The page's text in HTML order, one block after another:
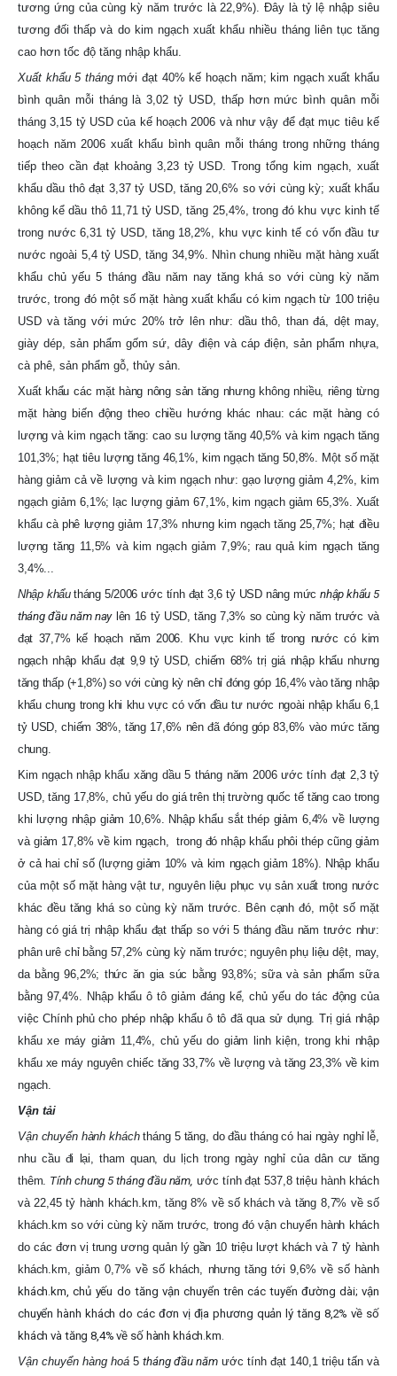
tương ứng của cùng kỳ năm trước là 22,9%). Đây là tỷ lệ nhập siêu
tương đối thấp và do kim ngạch xuất khẩu nhiều tháng liên tục tăng
cao hơn tốc độ tăng nhập khẩu.
Xuất khẩu 5 thángmới đạt 40% kế hoạch năm; kim ngạch xuất khẩu
bình quân mỗi tháng là 3,02 tỷ USD, thấp hơn mức bình quân mỗi
tháng 3,15 tỷ USD của kế hoạch 2006 và như vậy để đạt mục tiêu kế
hoạch năm 2006 xuất khẩu bình quân mỗi tháng trong những tháng
tiếp theo cần đạt khoảng 3,23 tỷ USD. Trong tổng kim ngạch, xuất
khẩu dầu thô đạt 3,37 tỷ USD, tăng 20,6% so với cùng kỳ; xuất khẩu
không kể dầu thô 11,71 tỷ USD, tăng 25,4%, trong đó khu vực kinh tế
trong nước 6,31 tỷ USD, tăng 18,2%, khu vực kinh tế có vốn đầu tư
nước ngoài 5,4 tỷ USD, tăng 34,9%. Nhìn chung nhiều mặt hàng xuất
khẩu chủ yếu 5 tháng đầu năm nay tăng khá so với cùng kỳ năm
trước, trong đó một số mặt hàng xuất khẩu có kim ngạch từ 100 triệu
USD và tăng với mức 20% trở lên như: dầu thô, than đá, dệt may,
giày dép, sản phẩm gốm sứ, dây điện và cáp điện, sản phẩm nhựa,
cà phê, sản phẩm gỗ, thủy sản.
Xuất khẩu các mặt hàng nông sản tăng nhưng không nhiều, riêng từng
mặt hàng biến động theo chiều hướng khác nhau: các mặt hàng có
lượng và kim ngạch tăng: cao su lượng tăng 40,5% và kim ngạch tăng
101,3%; hạt tiêu lượng tăng 46,1%, kim ngạch tăng 50,8%. Một số mặt
hàng giảm cả về lượng và kim ngạch như: gạo lượng giảm 4,2%, kim
ngạch giảm 6,1%; lạc lượng giảm 67,1%, kim ngạch giảm 65,3%. Xuất
khẩu cà phê lượng giảm 17,3% nhưng kim ngạch tăng 25,7%; hạt điều
lượng tăng 11,5% và kim ngạch giảm 7,9%; rau quả kim ngạch tăng
3,4%...
Nhập khẩu tháng 5/2006 ước tính đạt 3,6 tỷ USD nâng mứcnhập khẩu 5
tháng đầu năm naylên 16 tỷ USD, tăng 7,3% so cùng kỳ năm trước và
đạt 37,7% kế hoạch năm 2006. Khu vực kinh tế trong nước có kim
ngạch nhập khẩu đạt 9,9 tỷ USD, chiếm 68% trị giá nhập khẩu nhưng
tăng thấp (+1,8%) so với cùng kỳ nên chỉ đóng góp 16,4% vào tăng nhập
khẩu chung trong khi khu vực có vốn đầu tư nước ngoài nhập khẩu 6,1
tỷ USD, chiếm 38%, tăng 17,6% nên đã đóng góp 83,6% vào mức tăng
chung.
Kim ngạch nhập khẩu xăng dầu 5 tháng năm 2006 ước tính đạt 2,3 tỷ
USD, tăng 17,8%, chủ yếu do giá trên thị trường quốc tế tăng cao trong
khi lượng nhập giảm 10,6%. Nhập khẩu sắt thép giảm 6,4% về lượng
và giảm 17,8% về kim ngạch, trong đó nhập khẩu phôi thép cũng giảm
ở cả hai chỉ số (lượng giảm 10% và kim ngạch giảm 18%). Nhập khẩu
của một số mặt hàng vật tư, nguyên liệu phục vụ sản xuất trong nước
khác đều tăng khá so cùng kỳ năm trước. Bên cạnh đó, một số mặt
hàng có giá trị nhập khẩu đạt thấp so với 5 tháng đầu năm trước như:
phân urê chỉ bằng 57,2% cùng kỳ năm trước; nguyên phụ liệu dệt, may,
da bằng 96,2%; thức ăn gia súc bằng 93,8%; sữa và sản phẩm sữa
bằng 97,4%. Nhập khẩu ô tô giảm đáng kể, chủ yếu do tác động của
việc Chính phủ cho phép nhập khẩu ô tô đã qua sử dụng. Trị giá nhập
khẩu xe máy giảm 11,4%, chủ yếu do giảm linh kiện, trong khi nhập
khẩu xe máy nguyên chiếc tăng 33,7% về lượng và tăng 23,3% về kim
ngạch.
Vận tải
Vận chuyển hành kháchtháng 5 tăng, do đầu tháng có hai ngày nghỉ lễ,
nhu cầu đi lại, tham quan, du lịch trong ngày nghỉ của dân cư tăng
thêm. Tính chung 5 tháng đầu năm, ước tính đạt 537,8 triệu hành khách
và 22,45 tỷ hành khách.km, tăng 8% về số khách và tăng 8,7% về số
khách.km so với cùng kỳ năm trước, trong đó vận chuyển hành khách
do các đơn vị trung ương quản lý gần 10 triệu lượt khách và 7 tỷ hành
khách.km, giảm 0,7% về số khách, nhưng tăng tới 9,6% về số hành
khách.km, chủ yếu do tăng vận chuyển trên các tuyến đường dài; vận
chuyển hành khách do các đơn vị địa phương quản lý tăng 8,2% về số
khách và tăng 8,4% về số hành khách.km.
Vận chuyển hàng hoá 5 tháng đầu năm ước tính đạt 140,1 triệu tấn và